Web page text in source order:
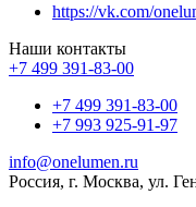
https://vk.com/
Наши контакты
+7 499 391-83-00
+7 499 391-83-00
+7 993 925-91-97
info@onelumen.ru
Россия, г. Москва, ул.